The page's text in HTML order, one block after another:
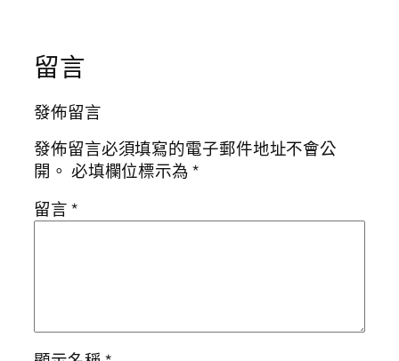
留言
發佈留言
發佈留言必須填寫的電子郵件地址不會公
開。 必填欄位標示為*
留言*